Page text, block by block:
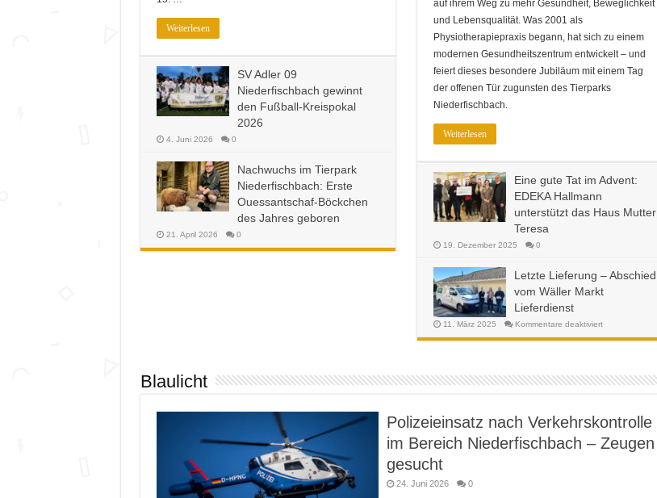
Weiterlesen
SV Adler 09
Niederfischbach gewinnt
den Fußball-Kreispokal
2026
4. Juni 2026 0
Nachwuchs im Tierpark
Niederfischbach: Erste
Ouessantschaf-Böckchen
des Jahres geboren
21. April 2026 0
auf ihrem Weg zu mehr Gesundheit, Beweglichkeit
und Lebensqualität. Was 2001 als
Physiotherapiepraxis begann, hat sich zu einem
modernen Gesundheitszentrum entwickelt – und
feiert dieses besondere Jubiläum mit einem Tag
der offenen Tür zugunsten des Tierparks
Niederfischbach.
Weiterlesen
Eine gute Tat im Advent:
EDEKA Hallmann
unterstützt das Haus Mutter
Teresa
19. Dezember 2025 0
Letzte Lieferung – Abschied
vom Wäller Markt
Lieferdienst
11. März 2025 Kommentare deaktiviertfür
Lieferung
Wäller
Markt
Blaulicht
Polizeieinsatz nach Verkehrskontrolle
im Bereich Niederfischbach – Zeugen
gesucht
24. Juni 2026 0